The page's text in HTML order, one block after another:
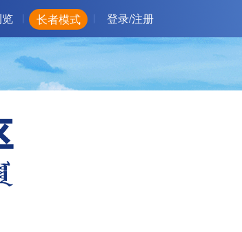
长者模式 登录/注册